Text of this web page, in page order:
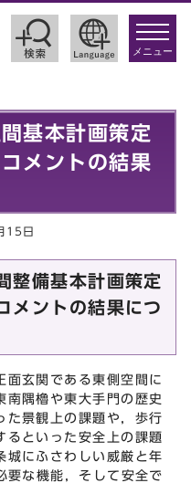
toggle
メニュー
基本計画策定
メントの結果
15日
整備基本計画策定
メントの結果につ
玄関である東側空間に
南隅櫓や東大手門の歴史
た景観上の課題や，歩行
るといった安全上の課題
城にふさわしい威厳と年
要な機能，そして安全で